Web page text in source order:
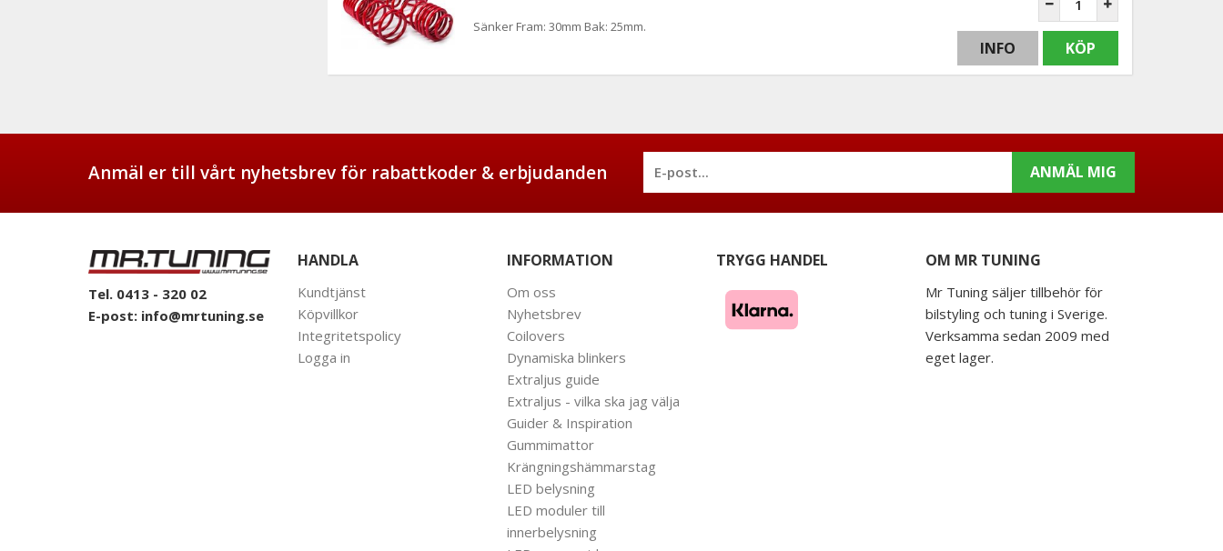
Sänker Fram: 30mm Bak: 25mm.
INFO KÖP
Anmäl er till vårt nyhetsbrev för rabattkoder & erbjudanden ANMÄL MIG
Tel. 0413 - 320 02
E-post: info@mrtuning.se
HANDLA
Kundtjänst
Köpvillkor
Integritetspolicy
Logga in
INFORMATION
Om oss
Nyhetsbrev
Coilovers
Dynamiska blinkers
Extraljus guide
Extraljus - vilka ska jag välja
Guider & Inspiration
Gummimattor
Krängningshämmarstag
LED belysning
LED moduler till
innerbelysning
TRYGG HANDEL OM MR TUNING
Mr Tuning säljer tillbehör för
bilstyling och tuning i Sverige.
Verksamma sedan 2009 med
eget lager.